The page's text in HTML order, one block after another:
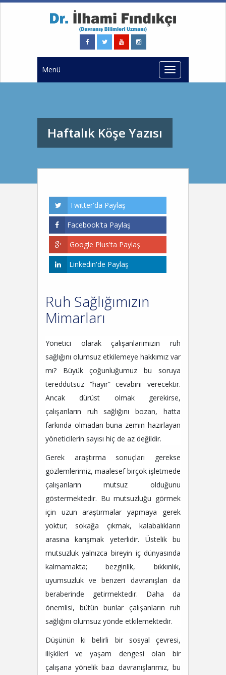
Menü
Haftalık Köşe Yazısı
Twitter'da Paylaş
Facebook'ta Paylaş
Google Plus'ta Paylaş
Linkedin'de Paylaş
Ruh Sağlığımızın
Mimarları
Yönetici olarak çalışanlarımızın ruh
sağlığını olumsuz etkilemeye hakkımız var
mı? Büyük çoğunluğumuz bu soruya
tereddütsüz “hayır” cevabını verecektir.
Ancak dürüst olmak gerekirse,
çalışanların ruh sağlığını bozan, hatta
farkında olmadan buna zemin hazırlayan
yöneticilerin sayısı hiç de az değildir.
Gerek araştırma sonuçları gerekse
gözlemlerimiz, maalesef birçok işletmede
çalışanların mutsuz olduğunu
göstermektedir. Bu mutsuzluğu görmek
için uzun araştırmalar yapmaya gerek
yoktur; sokağa çıkmak, kalabalıkların
arasına karışmak yeterlidir. Üstelik bu
mutsuzluk yalnızca bireyin iç dünyasında
kalmamakta; bezginlik, bıkkınlık,
uyumsuzluk ve benzeri davranışları da
beraberinde getirmektedir. Daha da
önemlisi, bütün bunlar çalışanların ruh
sağlığını olumsuz yönde etkilemektedir.
Düşünün ki belirli bir sosyal çevresi,
ilişkileri ve yaşam dengesi olan bir
çalışana yönelik bazı davranışlarımız, bu